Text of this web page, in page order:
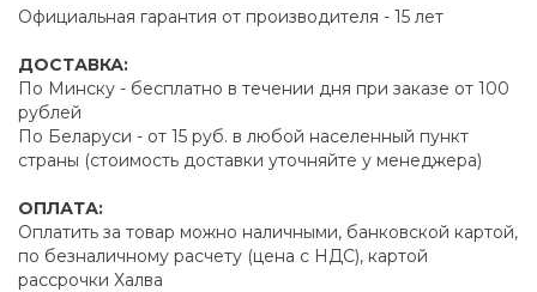
Официальная гарантия от производителя - 15 лет
ДОСТАВКА:
По Минску - бесплатно в течении дня при заказе от 100
рублей
По Беларуси - от 15 руб. в любой населенный пункт
страны (стоимость доставки уточняйте у менеджера)
ОПЛАТА:
Оплатить за товар можно наличными, банковской картой,
по безналичному расчету (цена с НДС), картой
рассрочки Халва